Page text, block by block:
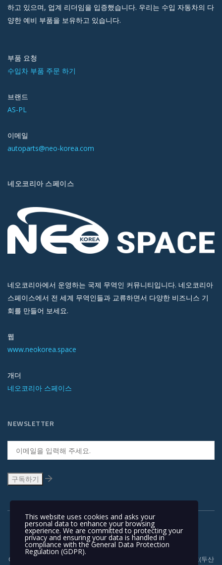
하고 있으며, 업계 리더임을 입증했습니다. 우리는 수입 자동차의 다
양한 예비 부품을 보유하고 있습니다.
부품 요청
수입차 부품 주문 하기
브랜드
AS-PL
이메일
autoparts@neo-korea.com
네오코리아 스페이스
네오코리아에서 운영하는 국제 무역인 커뮤니티입니다. 네오코리아
스페이스에서 전 세계 무역인들과 교류하면서 다양한 비즈니스 기
회를 만들어 보세요.
웹
www.neokorea.space
개더
네오코리아 스페이스
NEWSLETTER
Copyright © 1991-2018 | 경기도 안양시 흥안대로 415, 서관 1110호(두산
This website uses cookies and asks your
personal data to enhance your browsing
experience. We are committed to protecting your
privacy and ensuring your data is handled in
compliance with theGeneral Data Protection
Regulation (GDPR).